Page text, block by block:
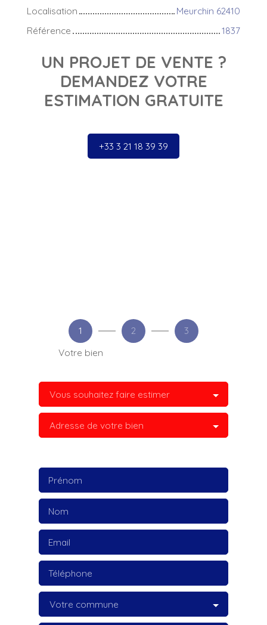
Localisation
Meurchin 62410
Référence
1837
UN PROJET DE VENTE ?
DEMANDEZ VOTRE
ESTIMATION GRATUITE
+33 3 21 18 39 39
1
Votre bien
2 3
Vous souhaitez faire estimer
Adresse de votre bien
Prénom
Nom
Email
Téléphone
Votre commune